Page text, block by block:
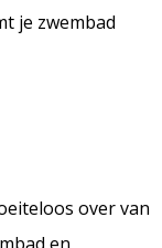
je zwembad
over van